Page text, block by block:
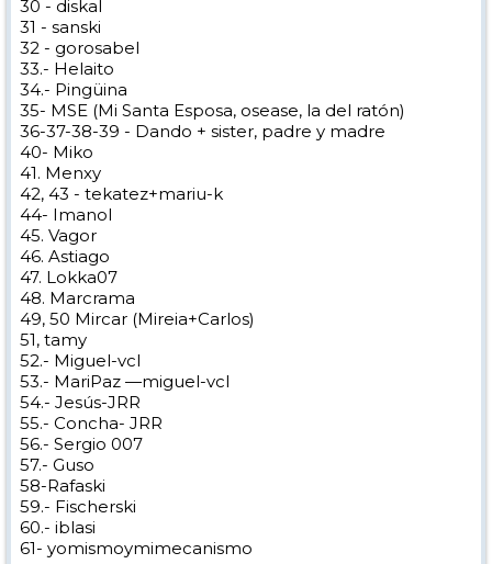
58-Rafaski
59.- Fischerski
60.- iblasi
30 - diskal
31 - sanski
32 - gorosabel
33.- Helaito
34.- Pingüina
35- MSE (Mi Santa Esposa, osease, la del ratón)
36-37-38-39 - Dando + sister, padre y madre
40- Miko
41. Menxy
42, 43 - tekatez+mariu-k
44- Imanol
45. Vagor
46. Astiago
47. Lokka07
48. Marcrama
49, 50 Mircar (Mireia+Carlos)
51, tamy
52.- Miguel-vcl
53.- MariPaz —miguel-vcl
54.- Jesús-JRR
55.- Concha- JRR
56.- Sergio 007
57.- Guso
58-Rafaski
59.- Fischerski
60.- iblasi
61- yomismoymimecanismo